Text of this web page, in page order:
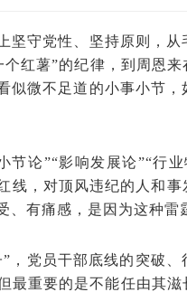
坚守党性、坚持原则，
红薯”的纪律，到周恩
微不足道的小事小节，
论”“影响发展论”“行
，对顶风违纪的人和事
有痛感，是因为这种雷
，党员干部底线的突破
重要的是不能任由其滋